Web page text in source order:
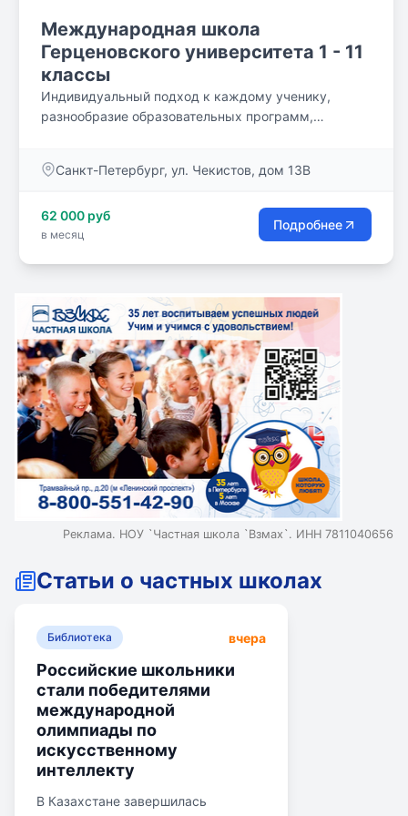
Международная школа
Герценовского университета 1 - 11
классы
Индивидуальный подход к каждому ученику,
разнообразие образовательных программ,
преподавателей и учащихся (с 1999г. издаётся
работают танцевальные и музыкальные группы,
изостудия, школьный театр) позволяют раскрывать
позволяющее выпускникам успешно продолжать
обучение в лучших российских и зарубежных
вузах.
Санкт-Петербург, ул. Чекистов, дом 13В
62 000 руб
в месяц
Подробнее
Реклама. НОУ `Частная школа `Взмах`. ИНН 7811040656
Статьи о частных школах
Библиотека вчера
Российские школьники
стали победителями
международной
олимпиады по
искусственному
интеллекту
В Казахстане завершилась